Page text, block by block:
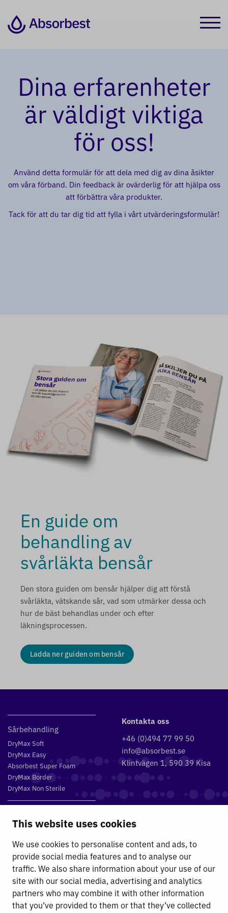
This website uses cookies
We use cookies to personalise content and ads, to
provide social media features and to analyse our
traffic. We also share information about your use of our
site with our social media, advertising and analytics
partners who may combine it with other information
that you’ve provided to them or that they’ve collected
Dina erfarenheter
är väldigt viktiga
för oss!
Använd detta formulär för att dela med dig av dina åsikter
om våra förband. Din feedback är ovärderlig för att hjälpa oss
att förbättra våra produkter.
Tack för att du tar dig tid att fylla i vårt utvärderingsformulär!
En guide om
behandling av
svårläkta bensår
Den stora guiden om bensår hjälper dig att förstå
svårläkta, vätskande sår, vad som utmärker dessa och
hur de bäst behandlas under och efter
läkningsprocessen.
Ladda ner guiden om bensår
Sårbehandling
DryMax Soft
DryMax Easy
Absorbest Super Foam
DryMax Border
DryMax Non Sterile
DryMax 2.4
DryMax XL
DryMax Combimat
DryMax Triple
DryMax Comfort
DryMax Sterile
Kontakta oss
+46 (0)494 77 99 50
info@absorbest.se
Klintvägen 1, 590 39 Kisa